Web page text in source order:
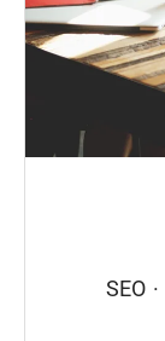
SEO ·